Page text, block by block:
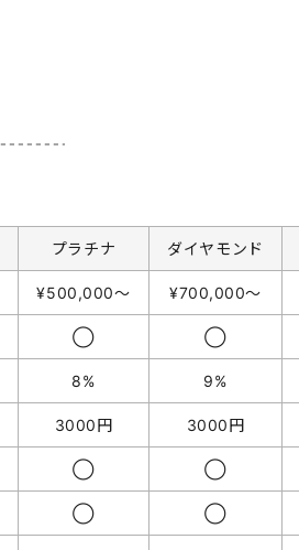
プラチナ ダイヤモンド
¥500,000〜 ¥700,000〜
◯ ◯
8% 9%
3000円 3000円
◯ ◯
◯ ◯